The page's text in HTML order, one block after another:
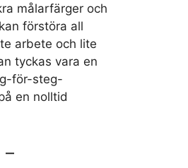
målarfärger och
förstöra all
arbete och lite
tyckas vara en
för-steg-
en nolltid
–